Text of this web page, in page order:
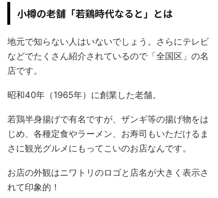
小樽の老舗「若鶏時代なると」とは
地元で知らない人はいないでしょう。さらにテレビ
などでたくさん紹介されているので「全国区」の名
店です。
昭和40年（1965年）に創業した老舗。
若鶏半身揚げで有名ですが、ザンギ等の揚げ物をは
じめ、各種定食やラーメン、お寿司もいただけるま
さに観光グルメにもってこいのお店なんです。
お店の外観はニワトリのロゴと店名が大きく表示さ
れて印象的！